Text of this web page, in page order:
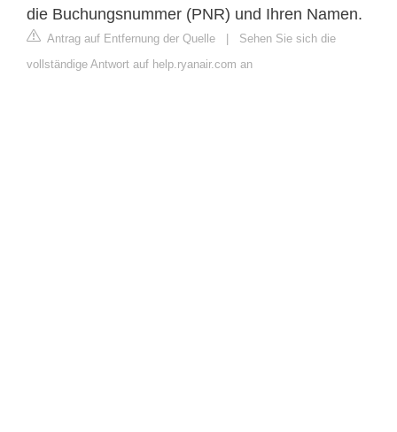
die Buchungsnummer (PNR) und Ihren Namen.
Antrag auf Entfernung der Quelle | Sehen Sie sich die
vollständige Antwort auf help.ryanair.com an